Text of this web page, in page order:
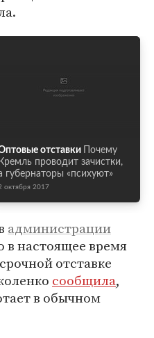
отставки
Почему
Кремль проводит зачистки,
губернаторы «психуют»
октября 2017
администрации
в настоящее время
отставке
сообщила,
в обычном